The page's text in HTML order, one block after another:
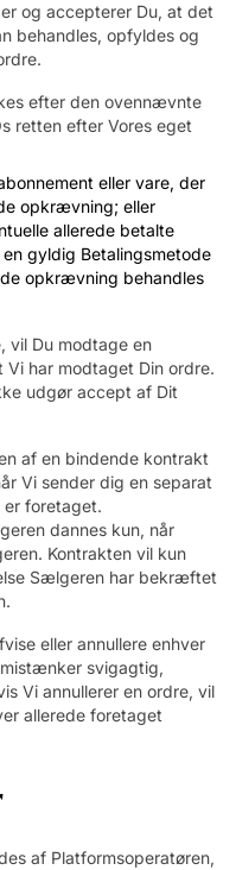
og accepterer Du, at det
behandles, opfyldes og
efter den ovennævnte
retten efter Vores eget
eller vare, der
opkrævning; eller
allerede betalte
gyldig Betalingsmetode
opkrævning behandles
vil Du modtage en
har modtaget Din ordre.
udgør accept af Dit
af en bindende kontrakt
Vi sender dig en separat
foretaget.
dannes kun, når
Kontrakten vil kun
Sælgeren har bekræftet
eller annullere enhver
svigagtig,
Vi annullerer en ordre, vil
allerede foretaget
af Platformsoperatøren,